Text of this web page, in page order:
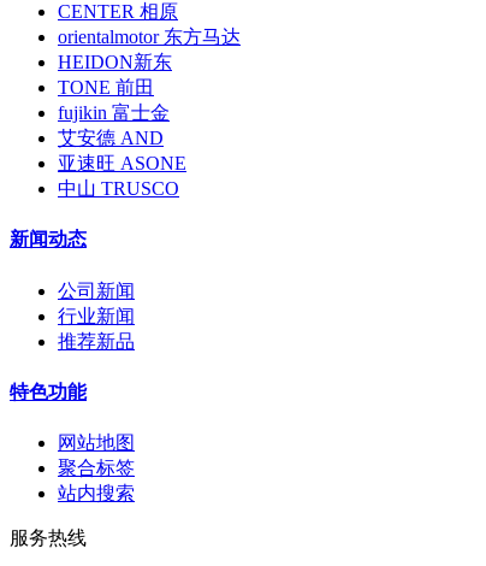
CENTER 相原
orientalmotor 东方马达
HEIDON新东
TONE 前田
fujikin 富士金
艾安德 AND
亚速旺 ASONE
中山 TRUSCO
新闻动态
公司新闻
行业新闻
推荐新品
特色功能
网站地图
聚合标签
站内搜索
服务热线